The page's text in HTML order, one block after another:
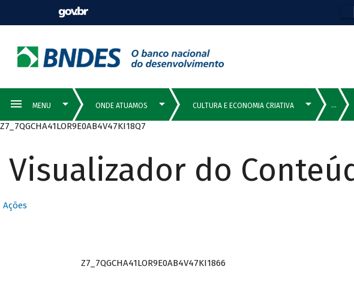
Z7_7QGCHA41LOR9E0AB4V47KI18Q7
Visualizador do
Ações
Z7_7QGCHA41LOR9E0AB4V47KI1866